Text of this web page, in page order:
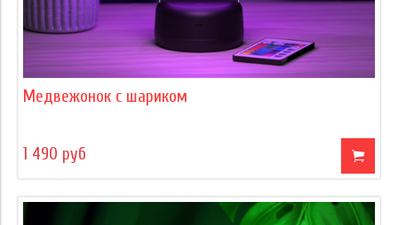
Медвежонок с шариком
1 490 руб